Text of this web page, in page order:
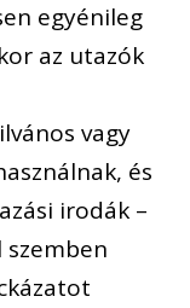
egyénileg
az utazók
vagy
és
irodák –
szemben